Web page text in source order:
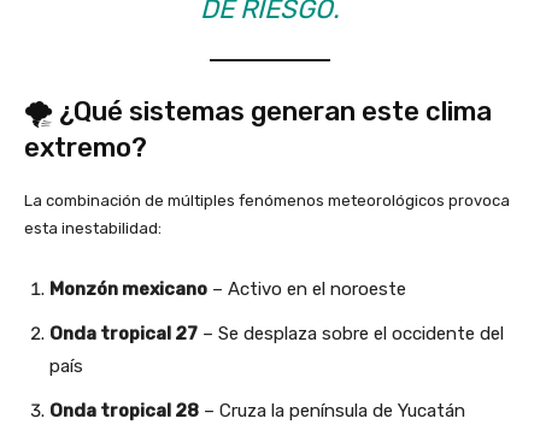
DE RIESGO.
🌪️ ¿Qué sistemas generan este clima
extremo?
La combinación de múltiples fenómenos meteorológicos provoca
esta inestabilidad:
Monzón mexicano – Activo en el noroeste
Onda tropical 27 – Se desplaza sobre el occidente del
país
Onda tropical 28 – Cruza la península de Yucatán